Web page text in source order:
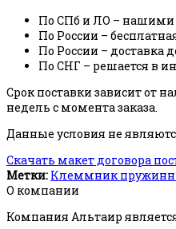
По СПб и ЛО –
По России –
По России – доставка
По СНГ – решается в
Срок поставки зависит от
недель с момента заказа.
Данные условия не
Скачать макет договора
Метки: Клеммник
О компании
Компания Альтаир